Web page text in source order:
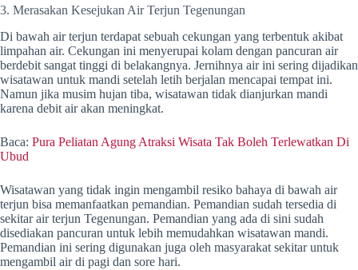
3. Merasakan Kesejukan Air Terjun Tegenungan
Di bawah air terjun terdapat sebuah cekungan yang terbentuk akibat
limpahan air. Cekungan ini menyerupai kolam dengan pancuran air
berdebit sangat tinggi di belakangnya. Jernihnya air ini sering dijadikan
wisatawan untuk mandi setelah letih berjalan mencapai tempat ini.
Namun jika musim hujan tiba, wisatawan tidak dianjurkan mandi
karena debit air akan meningkat.
Baca: Pura Peliatan Agung Atraksi Wisata Tak Boleh Terlewatkan Di
Ubud
Wisatawan yang tidak ingin mengambil resiko bahaya di bawah air
terjun bisa memanfaatkan pemandian. Pemandian sudah tersedia di
sekitar air terjun Tegenungan. Pemandian yang ada di sini sudah
disediakan pancuran untuk lebih memudahkan wisatawan mandi.
Pemandian ini sering digunakan juga oleh masyarakat sekitar untuk
mengambil air di pagi dan sore hari.